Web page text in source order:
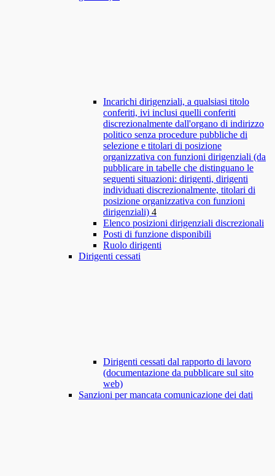
Incarichi dirigenziali, a qualsiasi titolo
conferiti, ivi inclusi quelli conferiti
discrezionalmente dall'organo di indirizzo
politico senza procedure pubbliche di
selezione e titolari di posizione
organizzativa con funzioni dirigenziali (da
pubblicare in tabelle che distinguano le
seguenti situazioni: dirigenti, dirigenti
individuati discrezionalmente, titolari di
posizione organizzativa con funzioni
dirigenziali) 4
Elenco posizioni dirigenziali discrezionali
Posti di funzione disponibili
Ruolo dirigenti
Dirigenti cessati
Dirigenti cessati dal rapporto di lavoro
(documentazione da pubblicare sul sito
web)
Sanzioni per mancata comunicazione dei dati